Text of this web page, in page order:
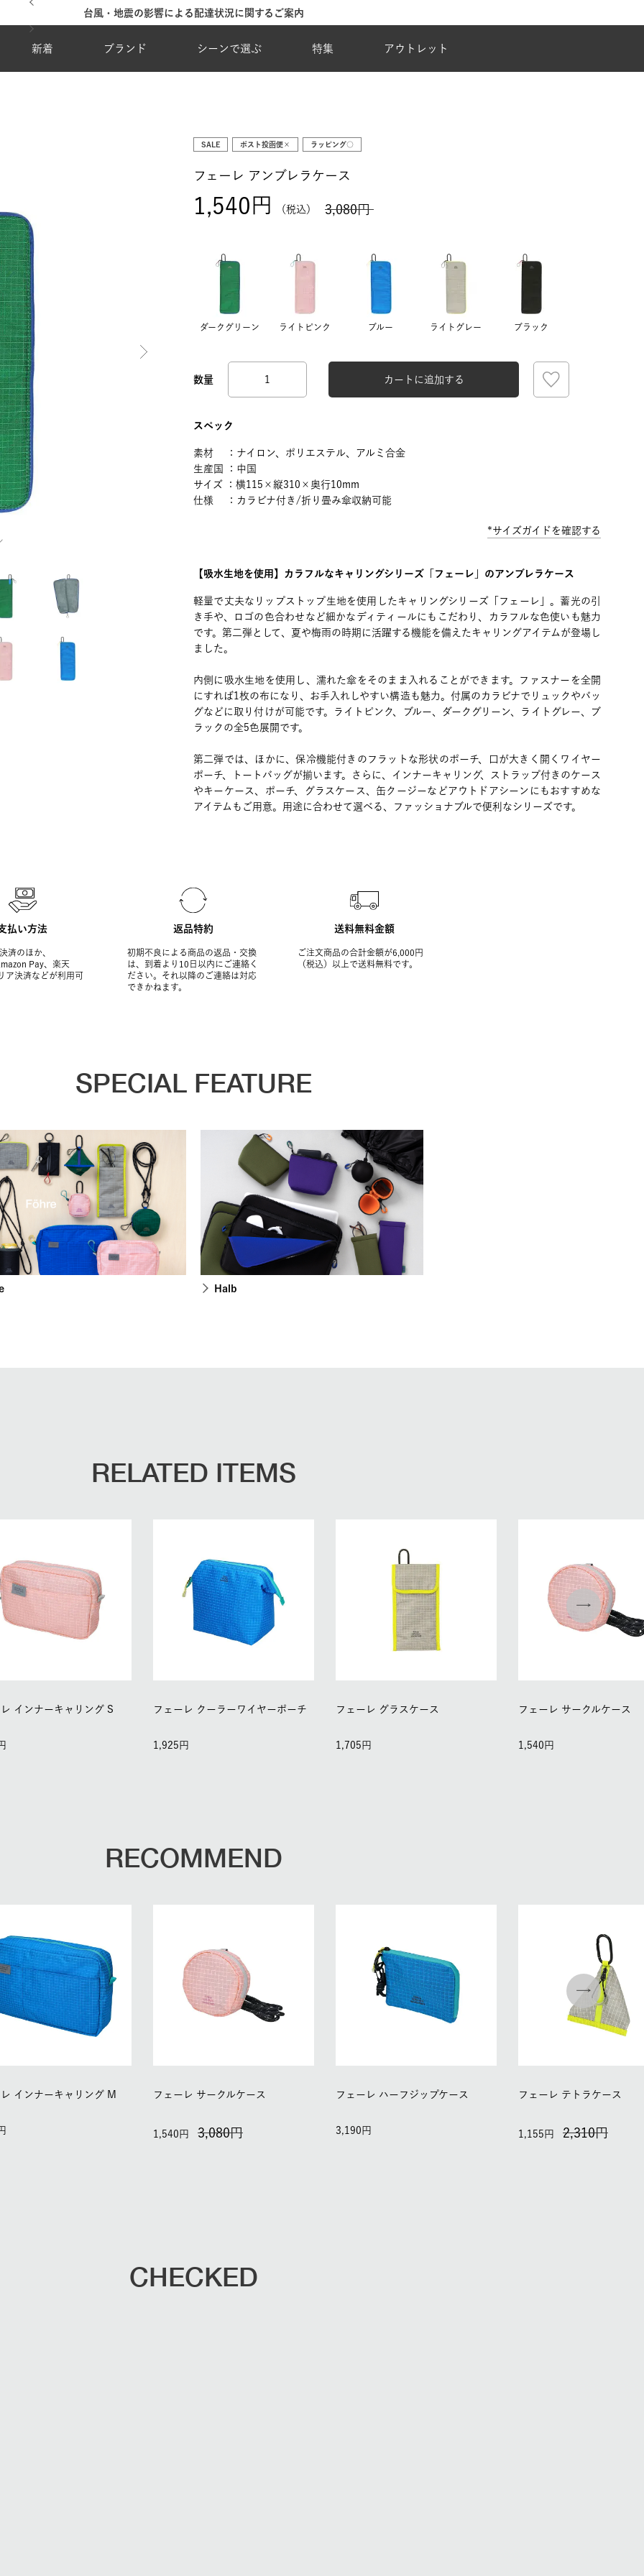
台風・地震の影響による配達状況に関するご案内
新着 ブランド シーンで選ぶ 特集 アウトレット
SALE ポスト投函便× ラッピング○
フェーレ アンブレラケース
3,080
1,540 税込
ダークグリーン ライトピンク ブルー ライトグレー ブラック
カートに追加する
スペック
素材 ：ナイロン、ポリエステル、アルミ合金
生産国 ：中国
サイズ ：横115×縦310×奥行10mm
仕様 ：カラビナ付き/折り畳み傘収納可能
*サイズガイドを確認する
【吸水生地を使用】カラフルなキャリングシリーズ「フェーレ」のアンブレラケース
軽量で丈夫なリップストップ生地を使用したキャリングシリーズ「フェーレ」。蓄光の引
き手や、ロゴの色合わせなど細かなディティールにもこだわり、カラフルな色使いも魅力
です。第二弾として、夏や梅雨の時期に活躍する機能を備えたキャリングアイテムが登場し
ました。
内側に吸水生地を使用し、濡れた傘をそのまま入れることができます。ファスナーを全開
にすれば1枚の布になり、お手入れしやすい構造も魅力。付属のカラビナでリュックやバッ
グなどに取り付けが可能です。ライトピンク、ブルー、ダークグリーン、ライトグレー、ブ
ラックの全5色展開です。
第二弾では、ほかに、保冷機能付きのフラットな形状のポーチ、口が大きく開くワイヤー
ポーチ、トートバッグが揃います。さらに、インナーキャリング、ストラップ付きのケース
やキーケース、ポーチ、グラスケース、缶クージーなどアウトドアシーンにもおすすめな
アイテムもご用意。用途に合わせて選べる、ファッショナブルで便利なシリーズです。
払い方法
済のほか、
Pay、楽天
ア決済などが利用可
返品特約
初期不良による商品の返品・交換
は、到着より10日以内にご連絡く
ださい。それ以降のご連絡は対応
できかねます。
送料無料金額
ご注文商品の合計金額が6,000円
（税込）以上で送料無料です。
SPECIAL FEATURE
Halb
RELATED ITEMS
インナーキャリング S フェーレ クーラーワイヤーポーチ
1,925
フェーレ グラスケース
1,705
フェーレ サークルケース
1,540
RECOMMEND
インナーキャリング M フェーレ サークルケース
3,080
1,540
フェーレ ハーフジップケース
3,190
フェーレ テトラケース
2,310
1,155
CHECKED